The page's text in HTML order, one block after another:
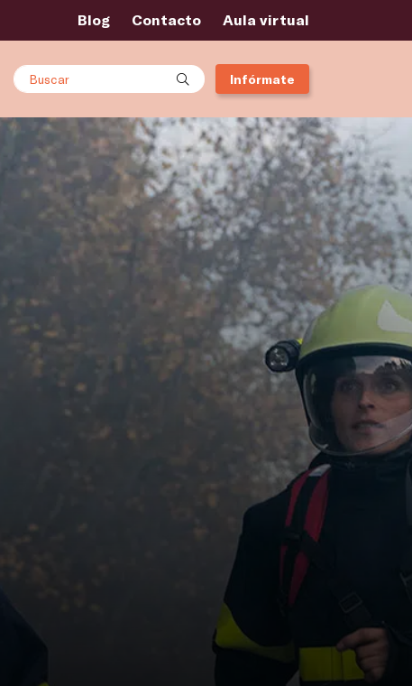
Blog Contacto Aula virtual
Buscar Infórmate